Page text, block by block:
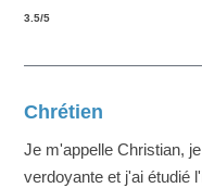
3.5/5
Chrétien
Je m'appelle Christian,
verdoyante et j'ai étudié